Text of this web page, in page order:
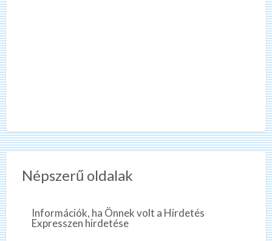
Népszerű oldalak
Információk, ha Önnek volt a Hirdetés
Expresszen hirdetése